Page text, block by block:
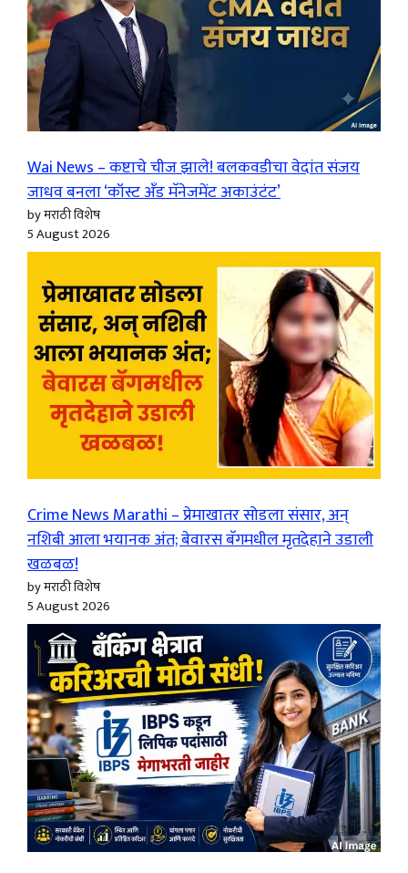
Wai News – कष्टाचे चीज झाले! बलकवडीचा वेदांत संजय
जाधव बनला ‘कॉस्ट अँड मॅनेजमेंट अकाउंटंट’
by मराठी विशेष
5 August 2026
Crime News Marathi – प्रेमाखातर सोडला संसार, अन्
नशिबी आला भयानक अंत; बेवारस बॅगमधील मृतदेहाने उडाली
खळबळ!
by मराठी विशेष
5 August 2026